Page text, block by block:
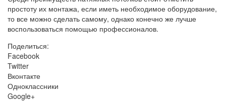
простоту их монтажа, если иметь необходимое оборудование,
то все можно сделать самому, однако конечно же лучше
воспользоваться помощью профессионалов.
Поделиться:
Facebook
Twitter
Вконтакте
Одноклассники
Google+